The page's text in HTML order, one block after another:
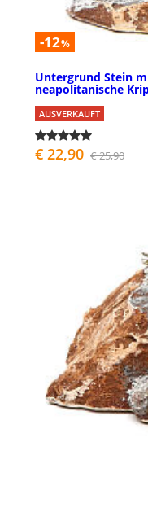
-12%
Untergrund Stein
neapolitanische
AUSVERKAUFT
€ 22,90 € 25,90